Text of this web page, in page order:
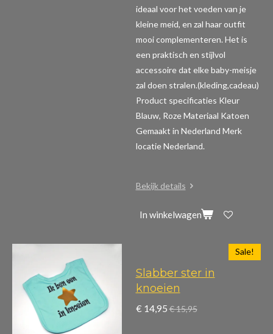
ideaal voor het voeden van je
kleine meid, en zal haar outfit
mooi complementeren. Het is
een praktisch en stijlvol
accessoire dat elke baby-meisje
zal doen stralen.(kleding,cadeau)
Product specificaties Kleur
Blauw, Roze Materiaal Katoen
Gemaakt in Nederland Merk
locatie Nederland.
Bekijk details
In winkelwagen
Sale!
Slabber ster in
knoeien
€ 14,95 € 15,95